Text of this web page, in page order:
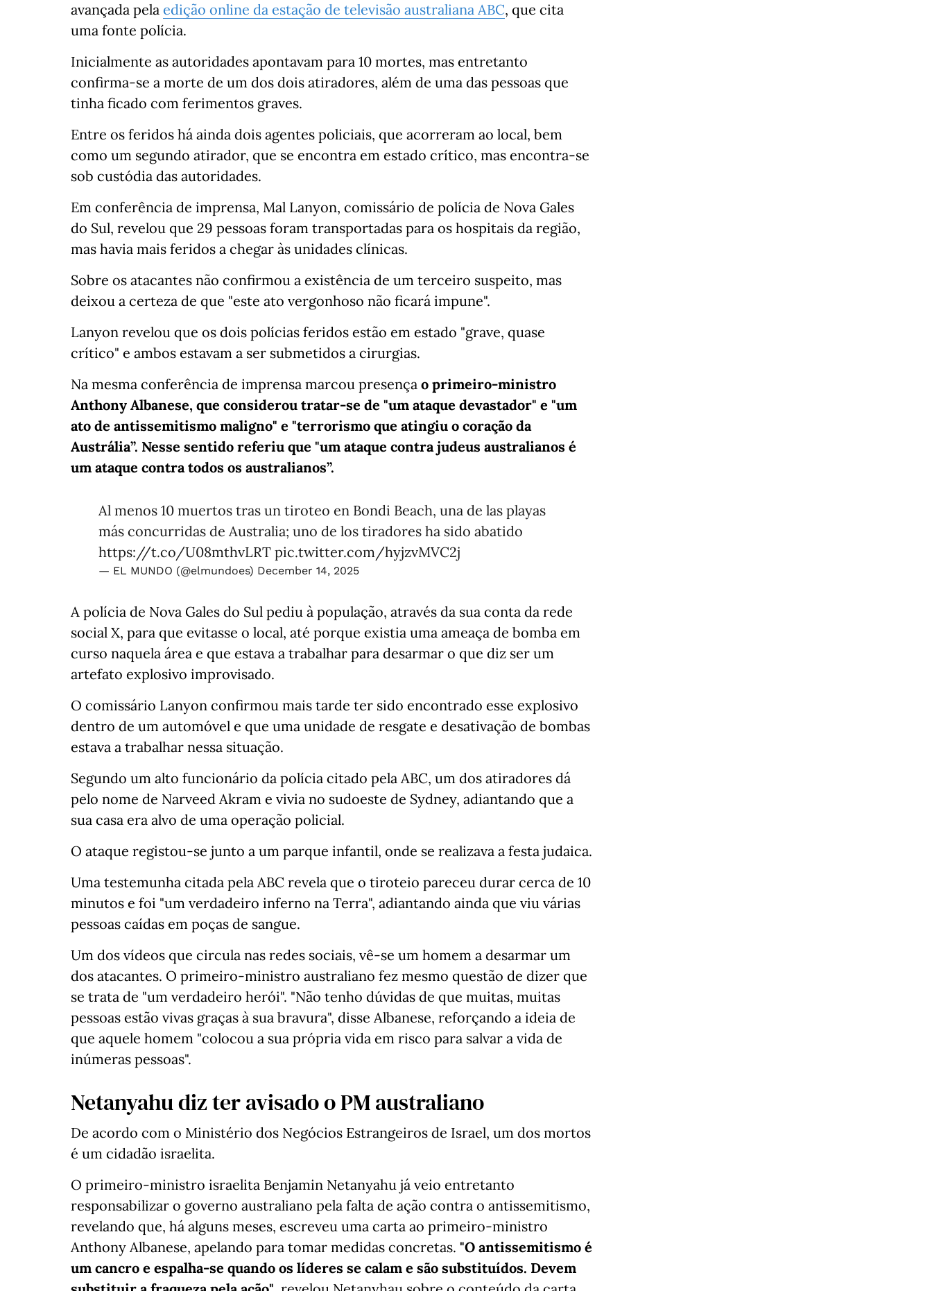
avançada pela edição online da estação de televisão australiana ABC, que cita
uma fonte polícia.
Inicialmente as autoridades apontavam para 10 mortes, mas entretanto
confirma-se a morte de um dos dois atiradores, além de uma das pessoas que
tinha ficado com ferimentos graves.
Entre os feridos há ainda dois agentes policiais, que acorreram ao local, bem
como um segundo atirador, que se encontra em estado crítico, mas encontra-se
sob custódia das autoridades.
Em conferência de imprensa, Mal Lanyon, comissário de polícia de Nova Gales
do Sul, revelou que 29 pessoas foram transportadas para os hospitais da região,
mas havia mais feridos a chegar às unidades clínicas.
Sobre os atacantes não confirmou a existência de um terceiro suspeito, mas
deixou a certeza de que "este ato vergonhoso não ficará impune".
Lanyon revelou que os dois polícias feridos estão em estado "grave, quase
crítico" e ambos estavam a ser submetidos a cirurgias.
Na mesma conferência de imprensa marcou presença o primeiro-ministro
Anthony Albanese, que considerou tratar-se de "um ataque devastador" e "um
ato de antissemitismo maligno" e "terrorismo que atingiu o coração da
Austrália”. Nesse sentido referiu que "um ataque contra judeus australianos é
um ataque contra todos os australianos”.
Al menos 10 muertos tras un tiroteo en Bondi Beach, una de las playas
más concurridas de Australia; uno de los tiradores ha sido abatido
https://t.co/U08mthvLRT pic.twitter.com/hyjzvMVC2j
— EL MUNDO (@elmundoes) December 14, 2025
A polícia de Nova Gales do Sul pediu à população, através da sua conta da rede
social X, para que evitasse o local, até porque existia uma ameaça de bomba em
curso naquela área e que estava a trabalhar para desarmar o que diz ser um
artefato explosivo improvisado.
O comissário Lanyon confirmou mais tarde ter sido encontrado esse explosivo
dentro de um automóvel e que uma unidade de resgate e desativação de bombas
estava a trabalhar nessa situação.
Segundo um alto funcionário da polícia citado pela ABC, um dos atiradores dá
pelo nome de Narveed Akram e vivia no sudoeste de Sydney, adiantando que a
sua casa era alvo de uma operação policial.
O ataque registou-se junto a um parque infantil, onde se realizava a festa judaica.
Uma testemunha citada pela ABC revela que o tiroteio pareceu durar cerca de 10
minutos e foi "um verdadeiro inferno na Terra", adiantando ainda que viu várias
pessoas caídas em poças de sangue.
Um dos vídeos que circula nas redes sociais, vê-se um homem a desarmar um
dos atacantes. O primeiro-ministro australiano fez mesmo questão de dizer que
se trata de "um verdadeiro herói". "Não tenho dúvidas de que muitas, muitas
pessoas estão vivas graças à sua bravura", disse Albanese, reforçando a ideia de
que aquele homem "colocou a sua própria vida em risco para salvar a vida de
inúmeras pessoas".
Netanyahu diz ter avisado o PM australiano
De acordo com o Ministério dos Negócios Estrangeiros de Israel, um dos mortos
é um cidadão israelita.
O primeiro-ministro israelita Benjamin Netanyahu já veio entretanto
responsabilizar o governo australiano pela falta de ação contra o antissemitismo,
revelando que, há alguns meses, escreveu uma carta ao primeiro-ministro
Anthony Albanese, apelando para tomar medidas concretas. "O antissemitismo é
um cancro e espalha-se quando os líderes se calam e são substituídos. Devem